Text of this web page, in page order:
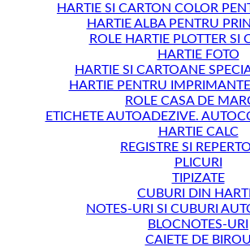
HARTIE SI CARTON COLOR
HARTIE ALBA PENTRU
ROLE HARTIE PLOTTER SI
HARTIE FOTO
HARTIE SI CARTOANE
HARTIE PENTRU
ROLE CASA DE
ETICHETE AUTOADEZIVE.
HARTIE CALC
REGISTRE SI
PLICURI
TIPIZATE
CUBURI DIN
NOTES-URI SI CUBURI
BLOCNOTES-URI
CAIETE DE BIROU